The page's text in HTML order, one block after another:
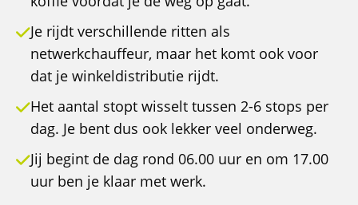
Je rijdt verschillende ritten als
netwerkchauffeur, maar het komt ook voor
dat je winkeldistributie rijdt.
Het aantal stopt wisselt tussen 2-6 stops per
dag. Je bent dus ook lekker veel onderweg.
Jij begint de dag rond 06.00 uur en om 17.00
uur ben je klaar met werk.